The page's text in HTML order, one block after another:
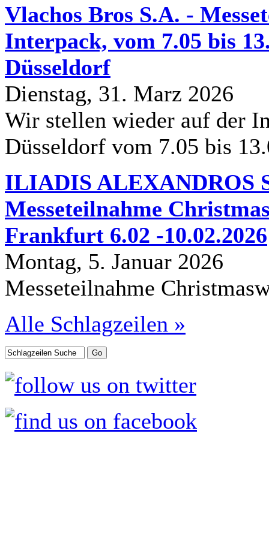
Vlachos Bros S.A. -
Interpack, vom 7.05 bis
Düsseldorf
Dienstag, 31. Marz 2026
Wir stellen wieder auf der
Düsseldorf vom 7.05 bis
ILIADIS ALEXANDROS
Messeteilnahme
Frankfurt 6.02 -10.02.2026
Montag, 5. Januar 2026
Messeteilnahme
Alle Schlagzeilen »